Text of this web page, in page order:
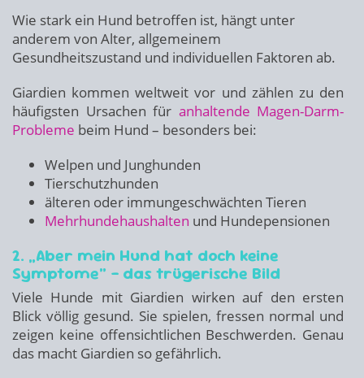
Wie stark ein Hund betroffen ist, hängt unter
anderem von Alter, allgemeinem
Gesundheitszustand und individuellen Faktoren ab.
Giardien kommen weltweit vor und zählen zu den
häufigsten Ursachen für anhaltende Magen-Darm-
Probleme beim Hund – besonders bei:
Welpen und Junghunden
Tierschutzhunden
älteren oder immungeschwächten Tieren
Mehrhundehaushalten und Hundepensionen
2. „Aber mein Hund hat doch keine
Symptome“ – das trügerische Bild
Viele Hunde mit Giardien wirken auf den ersten
Blick völlig gesund. Sie spielen, fressen normal und
zeigen keine offensichtlichen Beschwerden. Genau
das macht Giardien so gefährlich.